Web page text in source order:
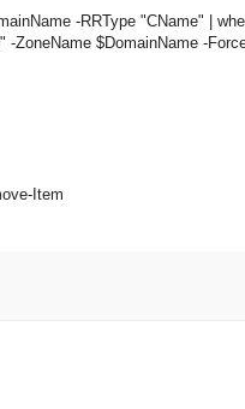
-RRType "CName" |
-ZoneName $DomainName -
Item